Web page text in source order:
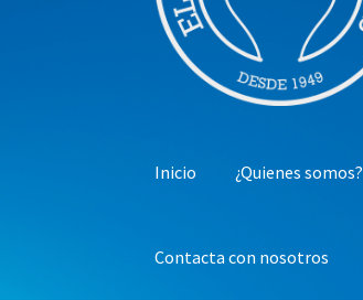
Inicio ¿Quienes somos?
Contacta con nosotros